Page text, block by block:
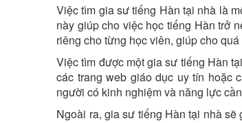
Việc tìm gia sư tiếng Hàn tại nhà là
này giúp cho việc học tiếng Hàn trở
riêng cho từng học viên, giúp cho
Việc tìm được một gia sư tiếng Hàn
các trang web giáo dục uy tín hoặc
người có kinh nghiệm và năng lực
Ngoài ra, gia sư tiếng Hàn tại nhà